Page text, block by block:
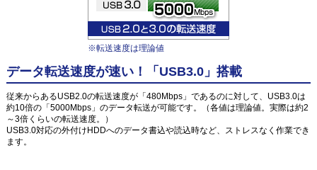
※転送速度は理論値
データ転送速度が速い！「USB3.0」搭載
従来からあるUSB2.0の転送速度が「480Mbps」であるのに対して、USB3.0は
約10倍の「5000Mbps」のデータ転送が可能です。（各値は理論値。実際は約2
～3倍くらいの転送速度。）
USB3.0対応の外付けHDDへのデータ書込や読込時など、ストレスなく作業でき
ます。